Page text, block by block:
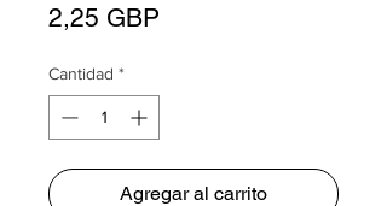
2,25 GBP
Cantidad *
Agregar al carrito